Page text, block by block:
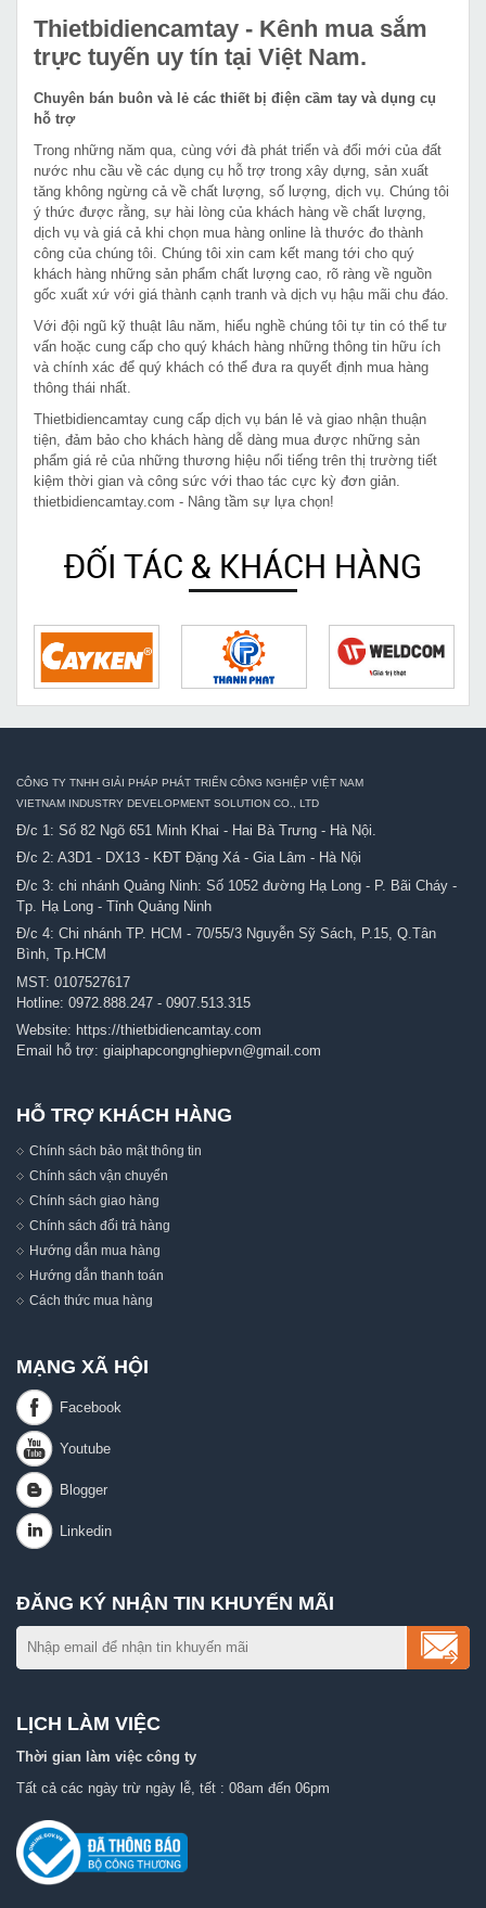
Thietbidiencamtay - Kênh mua sắm
trực tuyến uy tín tại Việt Nam.
Chuyên bán buôn và lẻ các thiết bị điện cầm tay và dụng cụ
hỗ trợ
Trong những năm qua, cùng với đà phát triển và đổi mới của đất
nước nhu cầu về các dụng cụ hỗ trợ trong xây dựng, sản xuất
tăng không ngừng cả về chất lượng, số lượng, dịch vụ. Chúng tôi
ý thức được rằng, sự hài lòng của khách hàng về chất lượng,
dịch vụ và giá cả khi chọn mua hàng online là thước đo thành
công của chúng tôi. Chúng tôi xin cam kết mang tới cho quý
khách hàng những sản phẩm chất lượng cao, rõ ràng về nguồn
gốc xuất xứ với giá thành cạnh tranh và dịch vụ hậu mãi chu đáo.
Với đội ngũ kỹ thuật lâu năm, hiểu nghề chúng tôi tự tin có thể tư
vấn hoặc cung cấp cho quý khách hàng những thông tin hữu ích
và chính xác để quý khách có thể đưa ra quyết định mua hàng
thông thái nhất.
Thietbidiencamtay cung cấp dịch vụ bán lẻ và giao nhận thuận
tiện, đảm bảo cho khách hàng dễ dàng mua được những sản
phẩm giá rẻ của những thương hiệu nổi tiếng trên thị trường tiết
kiệm thời gian và công sức với thao tác cực kỳ đơn giản.
thietbidiencamtay.com - Nâng tầm sự lựa chọn!
ĐỐI TÁC & KHÁCH HÀNG
CÔNG TY TNHH GIẢI PHÁP PHÁT TRIỂN CÔNG NGHIỆP VIỆT NAM
VIETNAM INDUSTRY DEVELOPMENT SOLUTION CO., LTD
Đ/c 1: Số 82 Ngõ 651 Minh Khai - Hai Bà Trưng - Hà Nội.
Đ/c 2: A3D1 - DX13 - KĐT Đặng Xá - Gia Lâm - Hà Nội
Đ/c 3: chi nhánh Quảng Ninh: Số 1052 đường Hạ Long - P. Bãi Cháy -
Tp. Hạ Long - Tỉnh Quảng Ninh
Đ/c 4: Chi nhánh TP. HCM - 70/55/3 Nguyễn Sỹ Sách, P.15, Q.Tân
Bình, Tp.HCM
MST: 0107527617
Hotline: 0972.888.247 - 0907.513.315
Website: https://thietbidiencamtay.com
Email hỗ trợ: giaiphapcongnghiepvn@gmail.com
HỖ TRỢ KHÁCH HÀNG
Chính sách bảo mật thông tin
Chính sách vận chuyển
Chính sách giao hàng
Chính sách đổi trả hàng
Hướng dẫn mua hàng
Hướng dẫn thanh toán
Cách thức mua hàng
MẠNG XÃ HỘI
ĐĂNG KÝ NHẬN TIN KHUYẾN MÃI
LỊCH LÀM VIỆC
Thời gian làm việc công ty
Tất cả các ngày trừ ngày lễ, tết : 08am đến 06pm